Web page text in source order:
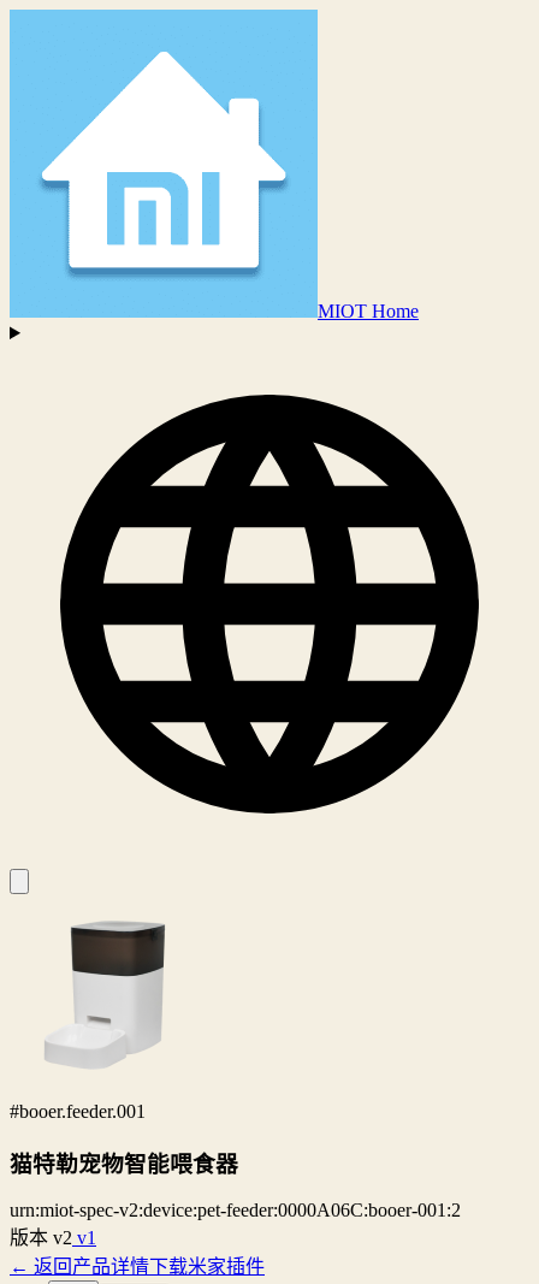
MIOT Home
#booer.feeder.001
猫特勒宠物智能喂食器
urn:miot-spec-v2:device:pet-feeder:0000A06C:booer-001:2
版本 v2 v1
← 返回产品详情下载米家插件